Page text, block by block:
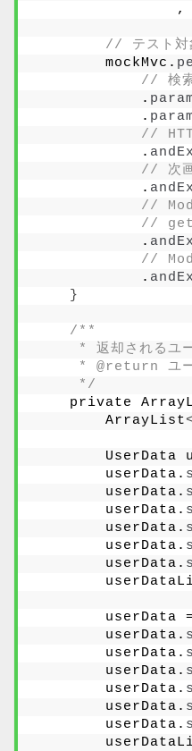
,
// テスト対
        mockMvc.
// 検索
            .
            .
//
            .
// 次
            .
//
//
            .
//
            .
}
/**
* 返却されるユ
* @return ユー
     */
private
        ArrayList
UserData
        userData.
        userData.
        userData.
        userData.
        userData.
        userData.
userData
        userData.
        userData.
        userData.
        userData.
        userData.
        userData.